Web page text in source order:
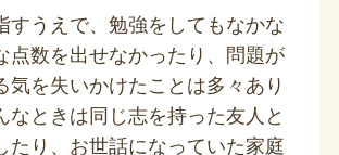
すうえで、勉強をしてもなかな
点数を出せなかったり、問題が
気を失いかけたことは多々あり
なときは同じ志を持った友人と
たり、お世話になっていた家庭